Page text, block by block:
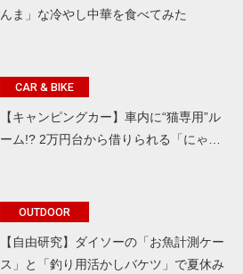
んま」な冷やし中華を食べてみた
CAR & BIKE
【キャンピングカー】車内に“猫専用”ル
ーム!? 2万円台から借りられる「にゃ…
OUTDOOR
【自由研究】ダイソーの「お魚計測ケー
ス」と「釣り用活かしバケツ」で夏休み